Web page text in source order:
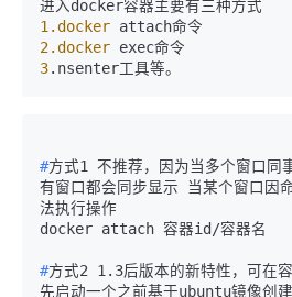
1.docker
2.docker
3
#方式1 不推荐，因为当多个窗口
有窗口都会同步显示 当某个窗口因
法执行操作
#方式2 1.3后版本的新特性，可在
先启动一个之前基于ubuntu镜像创